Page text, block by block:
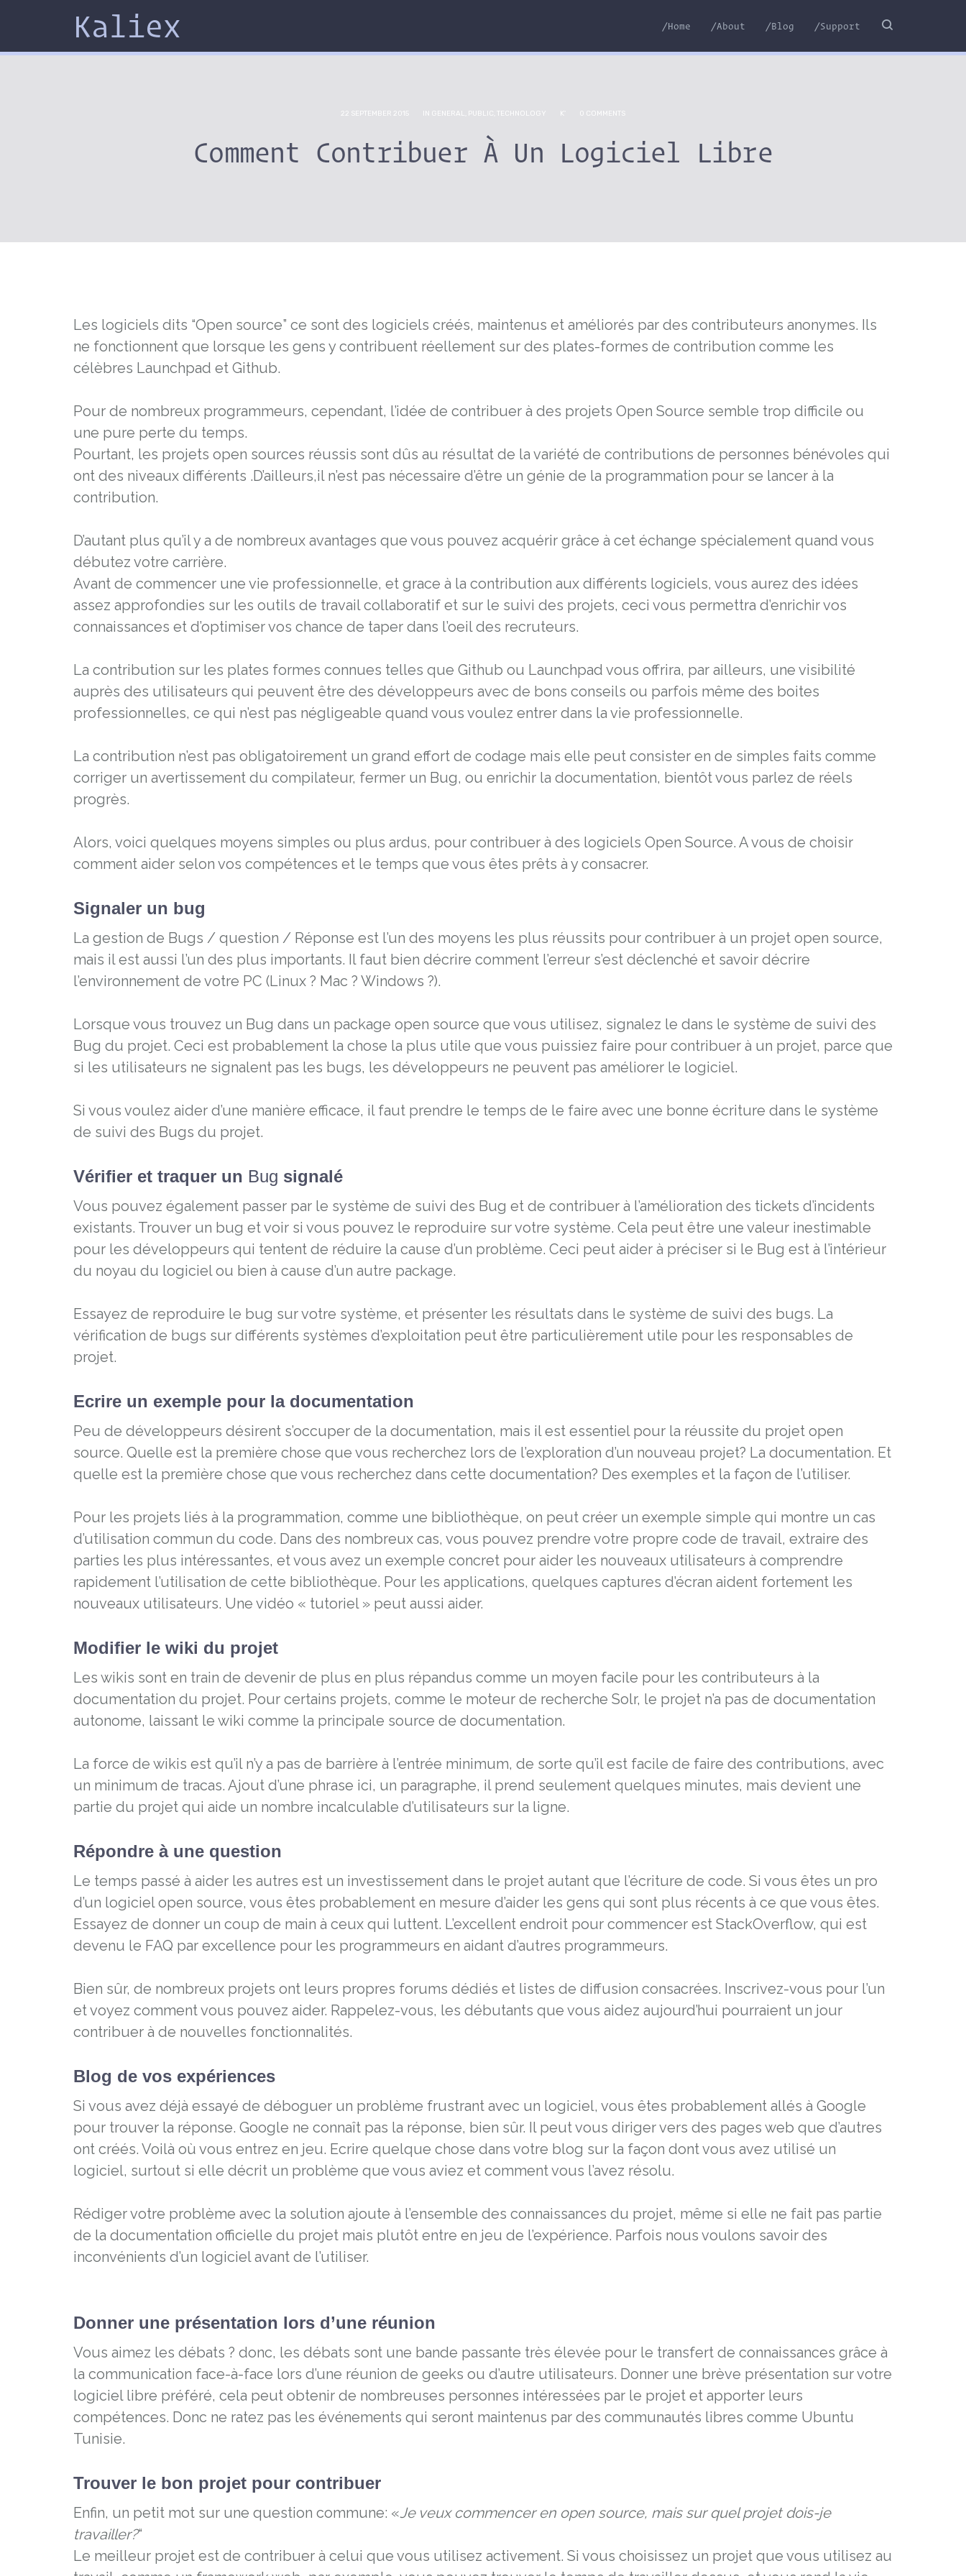
Kaliex /Home /About /Blog /Support
22 SEPTEMBER 2015 IN GENERAL PUBLIC TECHNOLOGY K' 0 COMMENTS
Comment Contribuer À Un Logiciel Libre
Les logiciels dits “Open source” ce sont des logiciels créés, maintenus et améliorés par des contributeurs anonymes. Ils
ne fonctionnent que lorsque les gens y contribuent réellement sur des plates-formes de contribution comme les
célèbres Launchpad et Github.
Pour de nombreux programmeurs, cependant, l’idée de contribuer à des projets Open Source semble trop difficile ou
une pure perte du temps.
Pourtant, les projets open sources réussis sont dûs au résultat de la variété de contributions de personnes bénévoles qui
ont des niveaux différents .D’ailleurs,il n’est pas nécessaire d’être un génie de la programmation pour se lancer à la
contribution.
D’autant plus qu’il y a de nombreux avantages que vous pouvez acquérir grâce à cet échange spécialement quand vous
débutez votre carrière.
Avant de commencer une vie professionnelle, et grace à la contribution aux différents logiciels, vous aurez des idées
assez approfondies sur les outils de travail collaboratif et sur le suivi des projets, ceci vous permettra d’enrichir vos
connaissances et d’optimiser vos chance de taper dans l’oeil des recruteurs.
La contribution sur les plates formes connues telles que Github ou Launchpad vous offrira, par ailleurs, une visibilité
auprès des utilisateurs qui peuvent être des développeurs avec de bons conseils ou parfois même des boites
professionnelles, ce qui n’est pas négligeable quand vous voulez entrer dans la vie professionnelle.
La contribution n’est pas obligatoirement un grand effort de codage mais elle peut consister en de simples faits comme
corriger un avertissement du compilateur, fermer un Bug, ou enrichir la documentation, bientôt vous parlez de réels
progrès.
Alors, voici quelques moyens simples ou plus ardus, pour contribuer à des logiciels Open Source. A vous de choisir
comment aider selon vos compétences et le temps que vous êtes prêts à y consacrer.
Signaler un bug
La gestion de Bugs / question / Réponse est l’un des moyens les plus réussits pour contribuer à un projet open source,
mais il est aussi l’un des plus importants. Il faut bien décrire comment l’erreur s’est déclenché et savoir décrire
l’environnement de votre PC (Linux ? Mac ? Windows ?).
Lorsque vous trouvez un Bug dans un package open source que vous utilisez, signalez le dans le système de suivi des
Bug du projet. Ceci est probablement la chose la plus utile que vous puissiez faire pour contribuer à un projet, parce que
si les utilisateurs ne signalent pas les bugs, les développeurs ne peuvent pas améliorer le logiciel.
Si vous voulez aider d’une manière efficace, il faut prendre le temps de le faire avec une bonne écriture dans le système
de suivi des Bugs du projet.
Vérifier et traquer un Bug signalé
Vous pouvez également passer par le système de suivi des Bug et de contribuer à l’amélioration des tickets d’incidents
existants. Trouver un bug et voir si vous pouvez le reproduire sur votre système. Cela peut être une valeur inestimable
pour les développeurs qui tentent de réduire la cause d’un problème. Ceci peut aider à préciser si le Bug est à l’intérieur
du noyau du logiciel ou bien à cause d’un autre package.
Essayez de reproduire le bug sur votre système, et présenter les résultats dans le système de suivi des bugs. La
vérification de bugs sur différents systèmes d’exploitation peut être particulièrement utile pour les responsables de
projet.
Ecrire un exemple pour la documentation
Peu de développeurs désirent s’occuper de la documentation, mais il est essentiel pour la réussite du projet open
source. Quelle est la première chose que vous recherchez lors de l’exploration d’un nouveau projet? La documentation. Et
quelle est la première chose que vous recherchez dans cette documentation? Des exemples et la façon de l’utiliser.
Pour les projets liés à la programmation, comme une bibliothèque, on peut créer un exemple simple qui montre un cas
d’utilisation commun du code. Dans des nombreux cas, vous pouvez prendre votre propre code de travail, extraire des
parties les plus intéressantes, et vous avez un exemple concret pour aider les nouveaux utilisateurs à comprendre
rapidement l’utilisation de cette bibliothèque. Pour les applications, quelques captures d’écran aident fortement les
nouveaux utilisateurs. Une vidéo « tutoriel » peut aussi aider.
Modifier le wiki du projet
Les wikis sont en train de devenir de plus en plus répandus comme un moyen facile pour les contributeurs à la
documentation du projet. Pour certains projets, comme le moteur de recherche Solr, le projet n’a pas de documentation
autonome, laissant le wiki comme la principale source de documentation.
La force de wikis est qu’il n’y a pas de barrière à l’entrée minimum, de sorte qu’il est facile de faire des contributions, avec
un minimum de tracas. Ajout d’une phrase ici, un paragraphe, il prend seulement quelques minutes, mais devient une
partie du projet qui aide un nombre incalculable d’utilisateurs sur la ligne.
Répondre à une question
Le temps passé à aider les autres est un investissement dans le projet autant que l’écriture de code. Si vous êtes un pro
d’un logiciel open source, vous êtes probablement en mesure d’aider les gens qui sont plus récents à ce que vous êtes.
Essayez de donner un coup de main à ceux qui luttent. L’excellent endroit pour commencer est StackOverflow, qui est
devenu le FAQ par excellence pour les programmeurs en aidant d’autres programmeurs.
Bien sûr, de nombreux projets ont leurs propres forums dédiés et listes de diffusion consacrées. Inscrivez-vous pour l’un
et voyez comment vous pouvez aider. Rappelez-vous, les débutants que vous aidez aujourd’hui pourraient un jour
contribuer à de nouvelles fonctionnalités.
Blog de vos expériences
Si vous avez déjà essayé de déboguer un problème frustrant avec un logiciel, vous êtes probablement allés à Google
pour trouver la réponse. Google ne connaît pas la réponse, bien sûr. Il peut vous diriger vers des pages web que d’autres
ont créés. Voilà où vous entrez en jeu. Ecrire quelque chose dans votre blog sur la façon dont vous avez utilisé un
logiciel, surtout si elle décrit un problème que vous aviez et comment vous l’avez résolu.
Rédiger votre problème avec la solution ajoute à l’ensemble des connaissances du projet, même si elle ne fait pas partie
de la documentation officielle du projet mais plutôt entre en jeu de l’expérience. Parfois nous voulons savoir des
inconvénients d’un logiciel avant de l’utiliser.
Donner une présentation lors d’une réunion
Vous aimez les débats ? donc, les débats sont une bande passante très élevée pour le transfert de connaissances grâce à
la communication face-à-face lors d’une réunion de geeks ou d’autre utilisateurs. Donner une brève présentation sur votre
logiciel libre préféré, cela peut obtenir de nombreuses personnes intéressées par le projet et apporter leurs
compétences. Donc ne ratez pas les événements qui seront maintenus par des communautés libres comme Ubuntu
Tunisie.
Trouver le bon projet pour contribuer
Enfin, un petit mot sur une question commune: «Je veux commencer en open source, mais sur quel projet dois-je
travailler?“
Le meilleur projet est de contribuer à celui que vous utilisez activement. Si vous choisissez un projet que vous utilisez au